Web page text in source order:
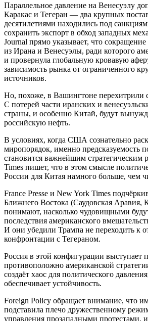
Параллельное давление на Венесуэлу
Каракас и Тегеран — два крупных
десятилетиями находились под
сохранить экспорт в обход западных
Journal прямо указывает, что
из Ирана и Венесуэлы, ради которого
и провернула глобальную кровавую
зависимость рынка от ограниченного
источников.
Но, похоже, в Вашингтоне перехитрили
С потерей части иранских и
страны, и особенно Китай, будут
российскую нефть.
В условиях, когда США сознательно
миропорядок, именно предсказуемость
становится важнейшим стратегическим
Times пишет, что в этом смысле
России для Китая намного больше, чем
France Presse и New York Times
Ближнего Востока (Саудовская Аравия,
понимают, насколько чудовищными
последствия американского
И они убедили Трампа не переходить к
конфронтации с Тегераном.
Россия в этой конфигурации выступает
противоположно американской
создаёт хаос для политического
обеспечивает устойчивость.
Foreign Policy обращает внимание, что
подставила плечо дружественному
управления прозападными протестами,